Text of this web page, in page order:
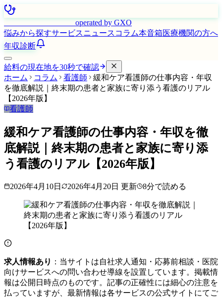
operated by GXO
悩みから探すサービスニュース コラム本音箱医療機関の方へ
年収診断
給料の現在地を30秒で確認
ホーム
コラム 看護師
緩和ケア看護師の仕事内容・年収
を徹底解説｜終末期の患者と家族に寄り添う看護のリアル
【2026年版】
看護師
緩和ケア看護師の仕事内容・年収を徹
底解説｜終末期の患者と家族に寄り添
う看護のリアル【2026年版】
2026年4月10日 2026年4月20日 更新 8分で読める
求人情報あり ：当サイトは自社求人通知・応募前相談・医院
向けサービスへの問い合わせ導線を設置しています。掲載情
報は公開日時点のものです。記事の正確性には細心の注意を
払っていますが、最新情報は各サービスの公式サイトにてご